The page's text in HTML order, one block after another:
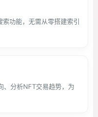
功能，无需从零搭建索引
、分析NFT交易趋势，为